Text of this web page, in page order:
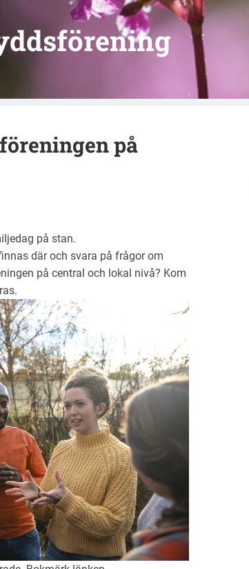
på
på stan.
där och svara på frågor om
på central och lokal nivå? Kom